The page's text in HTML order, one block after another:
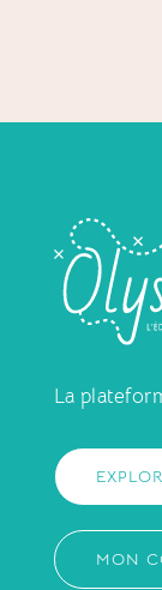
La
MON